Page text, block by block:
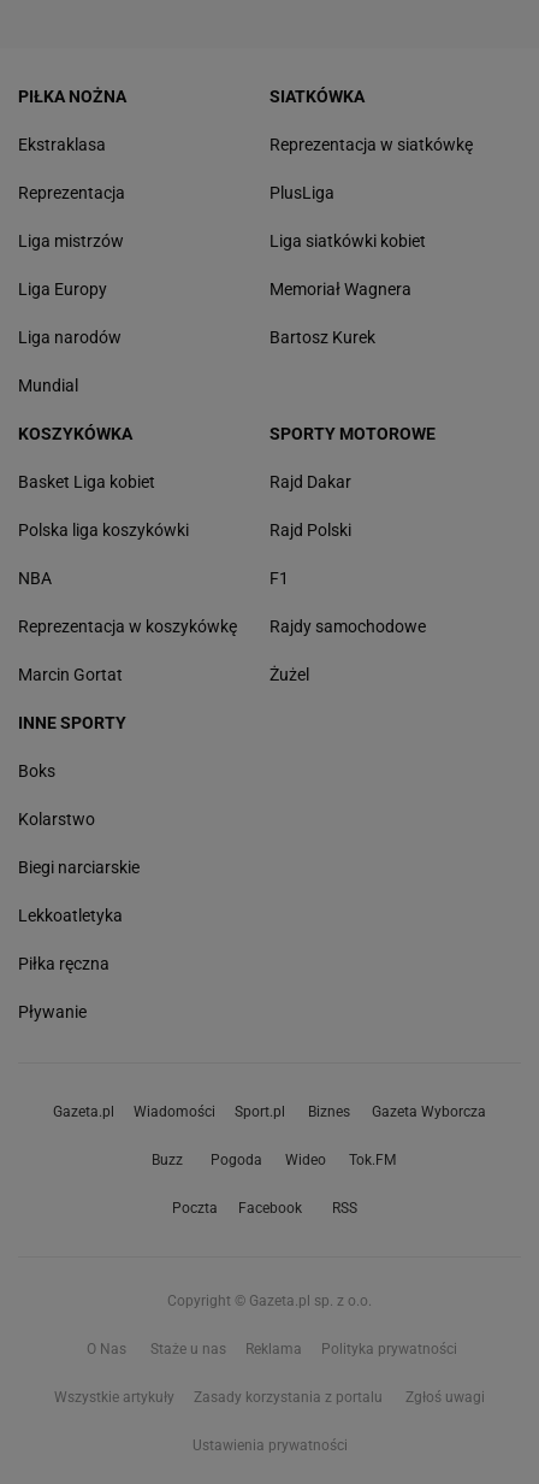
PIŁKA NOŻNA
Ekstraklasa
Reprezentacja
Liga mistrzów
Liga Europy
Liga narodów
Mundial
SIATKÓWKA
Reprezentacja w siatkówkę
PlusLiga
Liga siatkówki kobiet
Memoriał Wagnera
Bartosz Kurek
KOSZYKÓWKA
Basket Liga kobiet
Polska liga koszykówki
NBA
Reprezentacja w koszykówkę
Marcin Gortat
SPORTY MOTOROWE
Rajd Dakar
Rajd Polski
F1
Rajdy samochodowe
Żużel
INNE SPORTY
Boks
Kolarstwo
Biegi narciarskie
Lekkoatletyka
Piłka ręczna
Pływanie
Gazeta.pl Wiadomości Sport.pl Biznes Gazeta Wyborcza
Buzz Pogoda Wideo Tok.FM
Poczta Facebook RSS
Copyright © Gazeta.pl sp. z o.o.
O Nas Staże u nas Reklama Polityka prywatności
Wszystkie artykuły Zasady korzystania z portalu Zgłoś uwagi
Ustawienia prywatności